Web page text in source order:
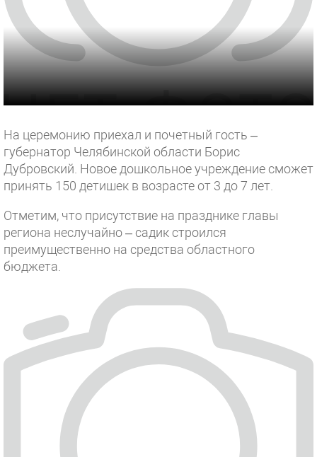
На церемонию приехал и почетный гость –
губернатор Челябинской области Борис
Дубровский. Новое дошкольное учреждение сможет
принять 150 детишек в возрасте от 3 до 7 лет.
Отметим, что присутствие на празднике главы
региона неслучайно – садик строился
преимущественно на средства областного
бюджета.